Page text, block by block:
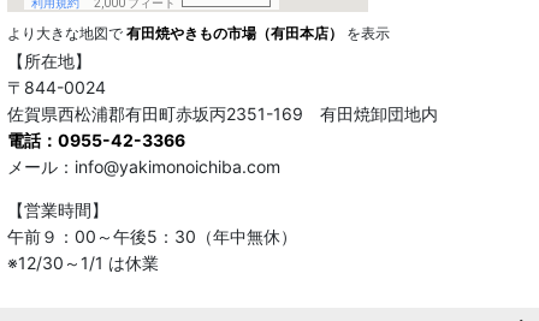
より大きな地図で 有田焼やきもの市場（有田本店） を表示
【所在地】
〒844-0024
佐賀県西松浦郡有田町赤坂丙2351-169 有田焼卸団地内
電話：0955-42-3366
メール：info@yakimonoichiba.com
【営業時間】
午前９：00～午後5：30（年中無休）
※12/30～1/1 は休業